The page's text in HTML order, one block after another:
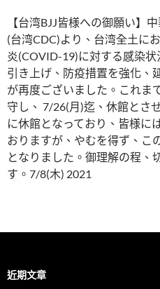
【台湾BJJ皆様への御願い】
(台湾CDC)より、台湾全土に
炎(COVID-19)に対する感染
引き上げ、防疫措置を強化、
が再度ございました。これま
守し、 7/26(月)迄、休館とさ
に休館となっており、皆様に
おりますが、やむを得ず、こ
となりました。御理解の程、
す。7/8(木) 2021
近期文章